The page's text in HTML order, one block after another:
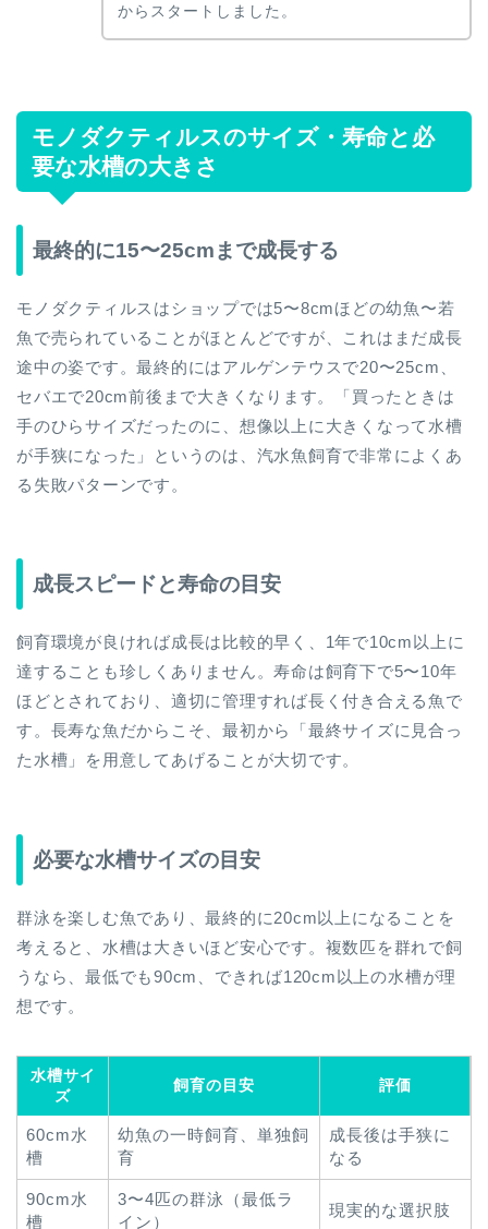
からスタートしました。
モノダクティルスのサイズ・寿命と必
要な水槽の大きさ
最終的に15〜25cmまで成長する
モノダクティルスはショップでは5〜8cmほどの幼魚〜若
魚で売られていることがほとんどですが、これはまだ成長
途中の姿です。最終的にはアルゲンテウスで20〜25cm、
セバエで20cm前後まで大きくなります。「買ったときは
手のひらサイズだったのに、想像以上に大きくなって水槽
が手狭になった」というのは、汽水魚飼育で非常によくあ
る失敗パターンです。
成長スピードと寿命の目安
飼育環境が良ければ成長は比較的早く、1年で10cm以上に
達することも珍しくありません。寿命は飼育下で5〜10年
ほどとされており、適切に管理すれば長く付き合える魚で
す。長寿な魚だからこそ、最初から「最終サイズに見合っ
た水槽」を用意してあげることが大切です。
必要な水槽サイズの目安
群泳を楽しむ魚であり、最終的に20cm以上になることを
考えると、水槽は大きいほど安心です。複数匹を群れで飼
うなら、最低でも90cm、できれば120cm以上の水槽が理
想です。
水槽サイ
ズ
飼育の目安 評価
60cm水
槽
幼魚の一時飼育、単独飼
育
成長後は手狭に
なる
90cm水
槽
3〜4匹の群泳（最低ラ
イン）
現実的な選択肢